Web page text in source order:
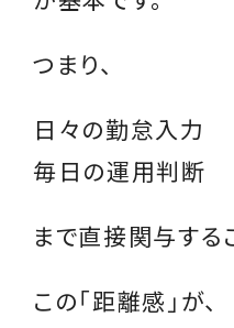
つまり、
日々の勤怠入力
毎日の運用判断
まで直接関与する
この「距離感」が、